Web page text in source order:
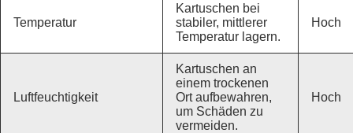
Temperatur
Kartuschen bei
stabiler, mittlerer
Temperatur lagern.
Hoch
Luftfeuchtigkeit
Kartuschen an
einem trockenen
Ort aufbewahren,
um Schäden zu
vermeiden.
Hoch